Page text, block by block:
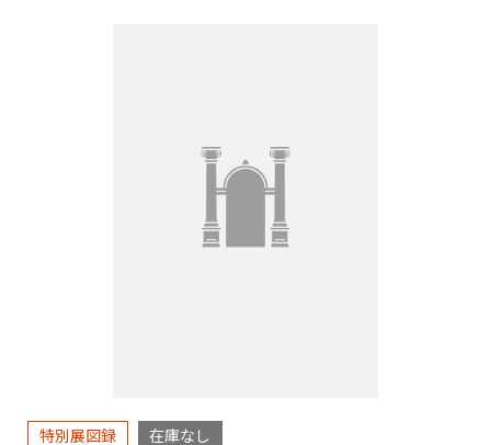
特別展図録 在庫なし